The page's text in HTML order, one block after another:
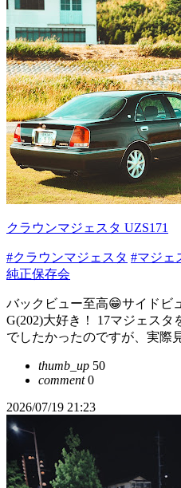
クラウンマジェスタ UZS171
#クラウンマジェスタ #マジェ
純正保存会
バックビュー至高😁サイドビ
G(202)大好き！ 17マジェスタ
でしたかったのですが、実際
thumb_up 50
comment0
2026/07/19 21:23